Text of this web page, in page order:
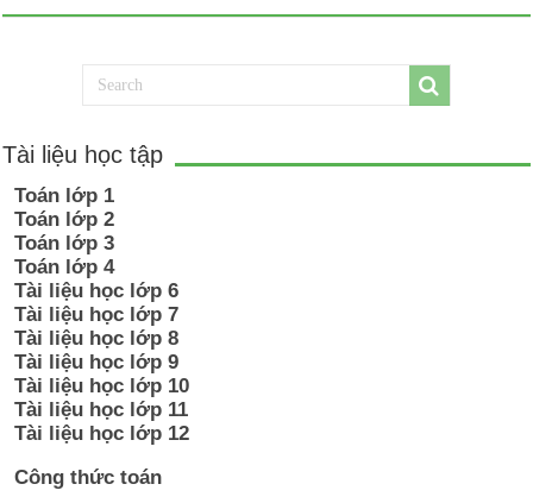
Tài liệu học tập
Toán lớp 1
Toán lớp 2
Toán lớp 3
Toán lớp 4
Tài liệu học lớp 6
Tài liệu học lớp 7
Tài liệu học lớp 8
Tài liệu học lớp 9
Tài liệu học lớp 10
Tài liệu học lớp 11
Tài liệu học lớp 12
Công thức toán